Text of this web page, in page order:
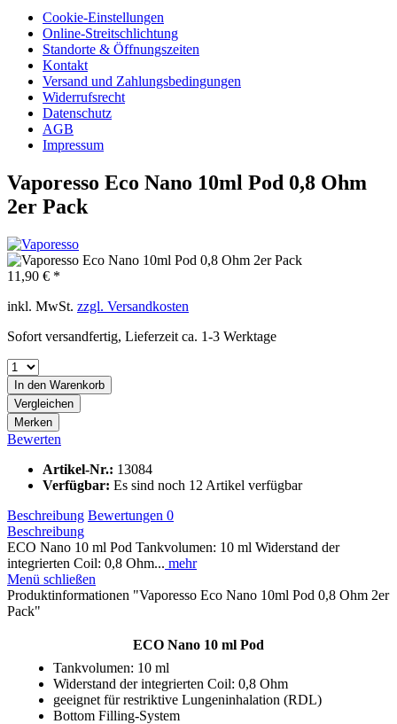
Cookie-Einstellungen
Online-Streitschlichtung
Standorte & Öffnungszeiten
Kontakt
Versand und Zahlungsbedingungen
Widerrufsrecht
Datenschutz
AGB
Impressum
Vaporesso Eco Nano 10ml Pod 0,8 Ohm
2er Pack
11,90 € *
inkl. MwSt. zzgl. Versandkosten
Sofort versandfertig, Lieferzeit ca. 1-3 Werktage
In den Warenkorb
Vergleichen
Merken
Bewerten
Artikel-Nr.: 13084
Verfügbar: Es sind noch 12 Artikel verfügbar
Beschreibung Bewertungen 0
Beschreibung
ECO Nano 10 ml Pod Tankvolumen: 10 ml Widerstand der
integrierten Coil: 0,8 Ohm... mehr
Menü schließen
Produktinformationen "Vaporesso Eco Nano 10ml Pod 0,8 Ohm 2er
Pack"
ECO Nano 10 ml Pod
Tankvolumen: 10 ml
Widerstand der integrierten Coil: 0,8 Ohm
geeignet für restriktive Lungeninhalation (RDL)
Bottom Filling-System